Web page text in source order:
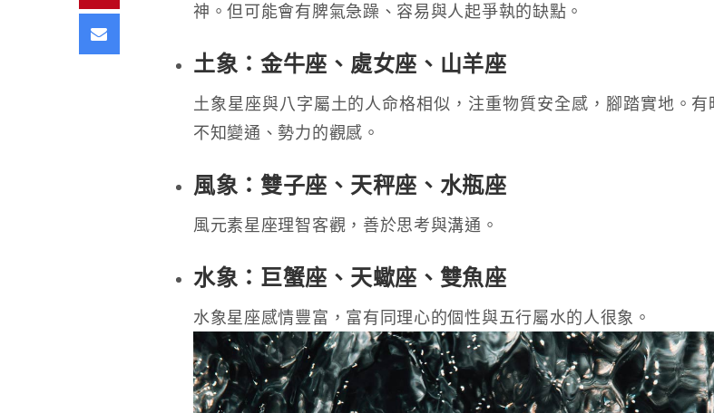
Email
神。但可能會有脾氣急躁、容易與人起爭執的缺點。
土象：金牛座、處女座、山羊座
土象星座與八字屬土的人命格相似，注重物質安全感，腳踏實地。有
不知變通、勢力的觀感。
風象：雙子座、天秤座、水瓶座
風元素星座理智客觀，善於思考與溝通。
水象：巨蟹座、天蠍座、雙魚座
水象星座感情豐富，富有同理心的個性與五行屬水的人很象。